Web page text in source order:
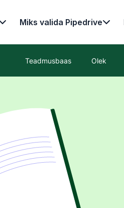
Miks valida Pipedrive
Teadmusbaas Olek